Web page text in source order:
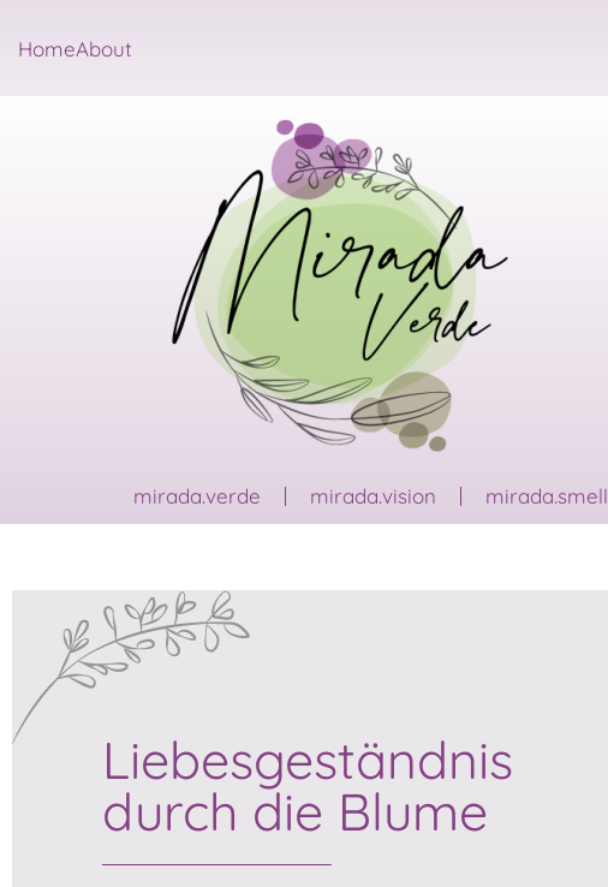
HomeAbout
mirada.verde mirada.vision mirada.smell
Liebesgeständnis
durch die Blume